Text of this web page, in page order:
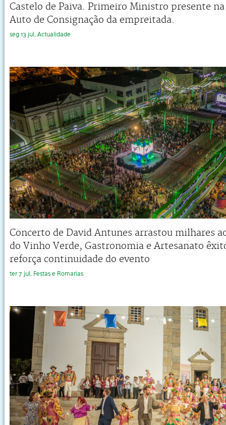
Castelo de Paiva. Primeiro Ministro presente
Auto de Consignação da empreitada.
seg 13 jul, Actualidade
Concerto de David Antunes arrastou milhares
do Vinho Verde, Gastronomia e Artesanato
reforça continuidade do evento
ter 7 jul, Festas e Romarias